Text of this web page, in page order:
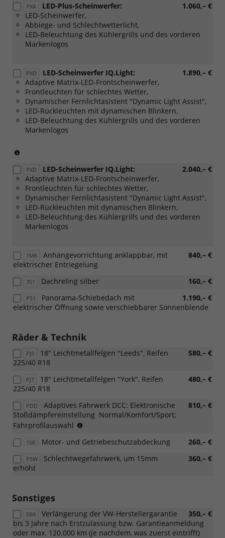
PXA 1.060,– €
LED-Plus-Scheinwerfer:
LED-Scheinwerfer,
Abbiege- und Schlechtwetterlicht,
LED-Beleuchtung des Kühlergrills und des vorderen
Markenlogos
PXD 1.890,– €
LED-Scheinwerfer IQ.Light:
Adaptive Matrix-LED-Frontscheinwerfer,
Frontleuchten für schlechtes Wetter,
Dynamischer Fernlichtasistent "Dynamic Light Assist",
LED-Rückleuchten mit dynamischen Blinkern,
LED-Beleuchtung des Kühlergrills und des vorderen
Markenlogos
Verbindung
mit:
[W51]
Sonderangebotspaket
"Komfort")
PXD 2.040,– €
LED-Scheinwerfer IQ.Light:
Adaptive Matrix-LED-Frontscheinwerfer,
Frontleuchten für schlechtes Wetter,
Dynamischer Fernlichtasistent "Dynamic Light Assist",
LED-Rückleuchten mit dynamischen Blinkern,
LED-Beleuchtung des Kühlergrills und des vorderen
Markenlogos
1M6 840,– €
Anhängevorrichtung anklappbar, mit
elektrischer Entriegelung
3S1 160,– €
Dachreling silber
PS1 1.190,– €
Panorama-Schiebedach mit
elektrischer Öffnung sowie verschiebbarer Sonnenblende
Räder & Technik
PJ5 580,– €
18" Leichtmetallfelgen "Leeds", Reifen
225/40 R18
PJ7 480,– €
18" Leichtmetallfelgen "York", Reifen
225/40 R18
PDD 810,– €
Adaptives Fahrwerk DCC: Elektronische
Stoßdämpfereinstellung  Normal/Komfort/Sport;
Fahrprofilauswahl
Verbindung
110
Motorisierung
oder
eHybrid)
1SK 260,– €
Motor- und Getriebeschutzabdeckung
PSW 360,– €
Schlechtwegefahrwerk, um 15mm
erhöht
Sonstiges
EB4 350,– €
Verlängerung der VW-Herstellergarantie
bis 3 Jahre nach Erstzulassung bzw. Garantieanmeldung
oder max. 120.000 km (je nachdem, was zuerst eintrifft)